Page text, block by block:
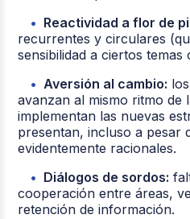
Reactividad a flor de
recurrentes y circulares
sensibilidad a ciertos
Aversión al cambio:
avanzan al mismo ritmo de
implementan las nuevas
presentan, incluso a pesar
evidentemente racionales.
Diálogos de sordos:
cooperación entre áreas,
retención de información.